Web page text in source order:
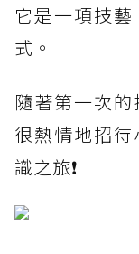
它是一項技
式。
隨著第一次
很熱情地招
識之旅❗